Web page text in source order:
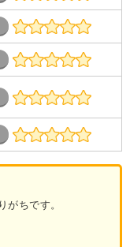
がちです。